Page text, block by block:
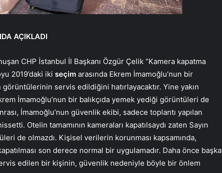
AÇIKLADI
CHP İstanbul İl Başkanı Özgür Çelik “Kamera kapatma
2019’daki iki seçim arasında Ekrem İmamoğlu’nun bir
servis edildiğini hatırlayacaktır. Yine yakın
İmamoğlu’nun bir balıkçıda yemek yediği görüntüleri de
İmamoğlu’nun güvenlik ekibi, sadece toplantı yapılan
Otelin tamamının kameraları kapatılsaydı zaten Sayın
de olmazdı. Kişisel verilerin korunması kapsamında,
son derece normal bir uygulamadır. Daha önce başka
edilen bir kişinin, güvenlik nedeniyle böyle bir önlem